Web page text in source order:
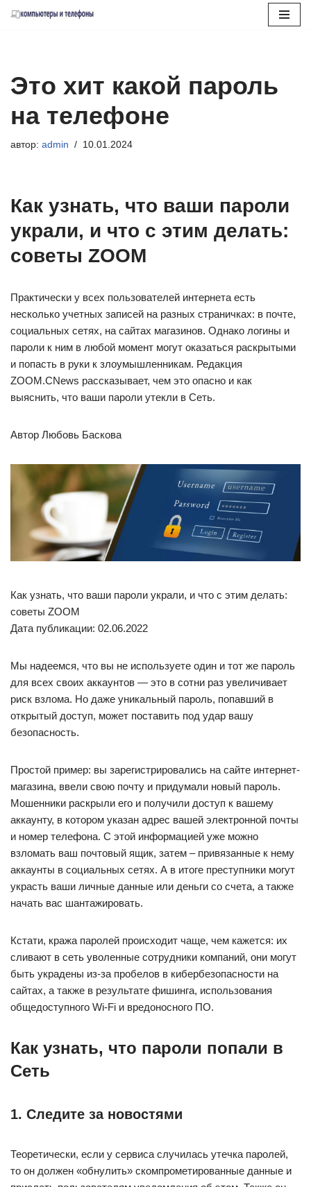
Это хит какой пароль
на телефоне
автор: admin 10.01.2024
Как узнать, что ваши пароли
украли, и что с этим делать:
советы ZOOM
Практически у всех пользователей интернета есть
несколько учетных записей на разных страничках: в почте,
социальных сетях, на сайтах магазинов. Однако логины и
пароли к ним в любой момент могут оказаться раскрытыми
и попасть в руки к злоумышленникам. Редакция
ZOOM.CNews рассказывает, чем это опасно и как
выяснить, что ваши пароли утекли в Сеть.
Автор Любовь Баскова
Как узнать, что ваши пароли украли, и что с этим делать:
советы ZOOM
Дата публикации: 02.06.2022
Мы надеемся, что вы не используете один и тот же пароль
для всех своих аккаунтов — это в сотни раз увеличивает
риск взлома. Но даже уникальный пароль, попавший в
открытый доступ, может поставить под удар вашу
безопасность.
Простой пример: вы зарегистрировались на сайте интернет-
магазина, ввели свою почту и придумали новый пароль.
Мошенники раскрыли его и получили доступ к вашему
аккаунту, в котором указан адрес вашей электронной почты
и номер телефона. С этой информацией уже можно
взломать ваш почтовый ящик, затем – привязанные к нему
аккаунты в социальных сетях. А в итоге преступники могут
украсть ваши личные данные или деньги со счета, а также
начать вас шантажировать.
Кстати, кража паролей происходит чаще, чем кажется: их
сливают в сеть уволенные сотрудники компаний, они могут
быть украдены из-за пробелов в кибербезопасности на
сайтах, а также в результате фишинга, использования
общедоступного Wi-Fi и вредоносного ПО.
Как узнать, что пароли попали в
Сеть
1. Следите за новостями
Теоретически, если у сервиса случилась утечка паролей,
то он должен «обнулить» скомпрометированные данные и